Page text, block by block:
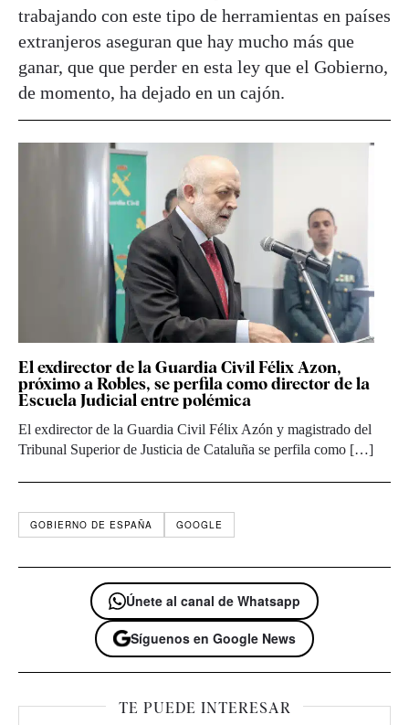
trabajando con este tipo de herramientas en países
extranjeros aseguran que hay mucho más que
ganar, que que perder en esta ley que el Gobierno,
de momento, ha dejado en un cajón.
El exdirector de la Guardia Civil Félix Azon,
próximo a Robles, se perfila como director de la
Escuela Judicial entre polémica
El exdirector de la Guardia Civil Félix Azón y magistrado del
Tribunal Superior de Justicia de Cataluña se perfila como […]
GOBIERNO DE ESPAÑA GOOGLE
Únete al canal de Whatsapp
Síguenos en Google News
TE PUEDE INTERESAR